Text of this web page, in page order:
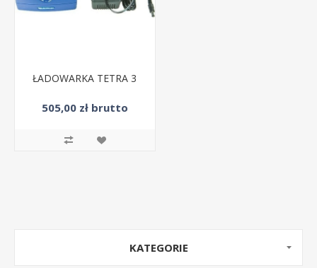
ŁADOWARKA TETRA 3
505,00 zł brutto
KATEGORIE